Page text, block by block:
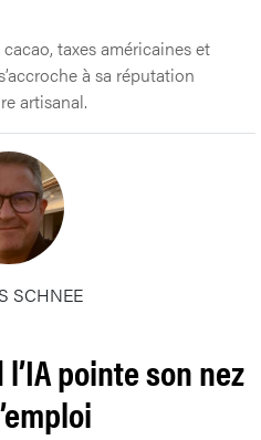
taxes américaines et
à sa réputation
artisanal.
SCHNEE
pointe son nez